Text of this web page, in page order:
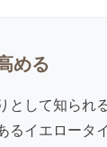
める
として知られ
るイエロータ